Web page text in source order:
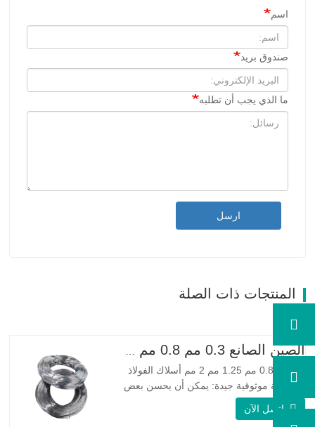
اسم
صندوق بريد
ما الذي يجب أن تطلبه
ارسل
المنتجات ذات الصلة
0.3 مم 0.8 مم 1.25 مم 2 مم أسلاك الفولاذ
المجلفنة موثوقية جيدة: يمكن أن يحسن بعض
العقد والنتوءات والصدأ على الأسلاك الفولاذية
مرونة جيدة: صلابة الفولاذ المجلفن جيدة جدًا،
اتصل الآن